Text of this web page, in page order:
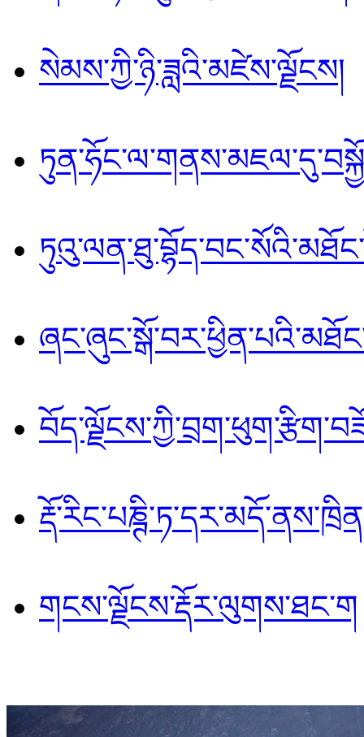
སེམས་ཀྱི་ཉི་ཟླའི་མཛེས་ལྗོངས།
གངས་ལྗོངས་རྡོར་ལུགས་ཐང་ག